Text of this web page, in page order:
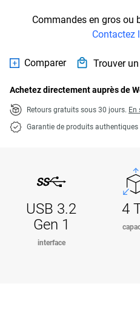
Commandes en gros ou
Contactez
Comparer Trouver
Achetez directement auprès de
Retours gratuits sous 30 jours. En
Garantie de produits authentiques
USB 3.2
Gen 1
interface
4